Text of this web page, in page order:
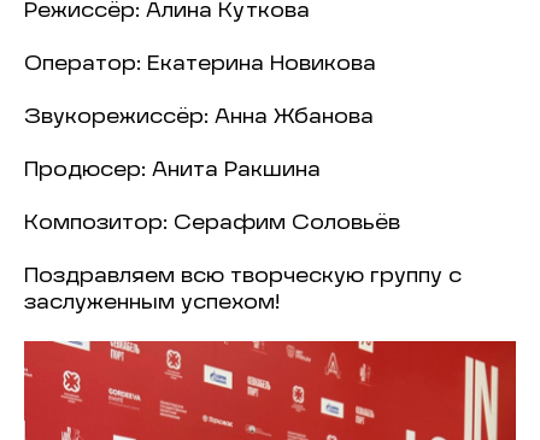
Режиссёр: Алина Куткова
Оператор: Екатерина Новикова
Звукорежиссёр: Анна Жбанова
Продюсер: Анита Ракшина
Композитор: Серафим Соловьёв
Поздравляем всю творческую группу с
заслуженным успехом!